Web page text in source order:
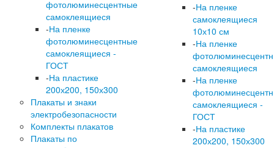
фотолюминесцентные
самоклеящиеся
-На пленке
фотолюминесцентные
самоклеящиеся -
ГОСТ
-На пластике
200х200, 150х300
Плакаты и знаки
электробезопасности
Комплекты плакатов
Плакаты по
-На пленке
самоклеящиеся
10х10 см
-На пленке
самоклеящиеся
-На пленке
самоклеящиеся -
ГОСТ
-На пластике
200х200, 150х300